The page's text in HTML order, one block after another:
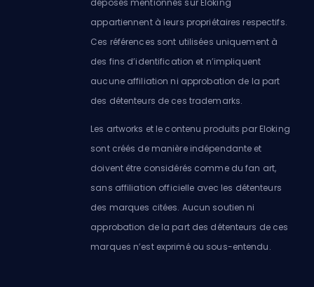
déposés mentionnés sur Eloking
appartiennent à leurs propriétaires respectifs.
Ces références sont utilisées uniquement à
des fins d’identification et n’impliquent
aucune affiliation ni approbation de la part
des détenteurs de ces trademarks.
Les artworks et le contenu produits par Eloking
sont créés de manière indépendante et
doivent être considérés comme du fan art,
sans affiliation officielle avec les détenteurs
des marques citées. Aucun soutien ni
approbation de la part des détenteurs de ces
marques n’est exprimé ou sous-entendu.